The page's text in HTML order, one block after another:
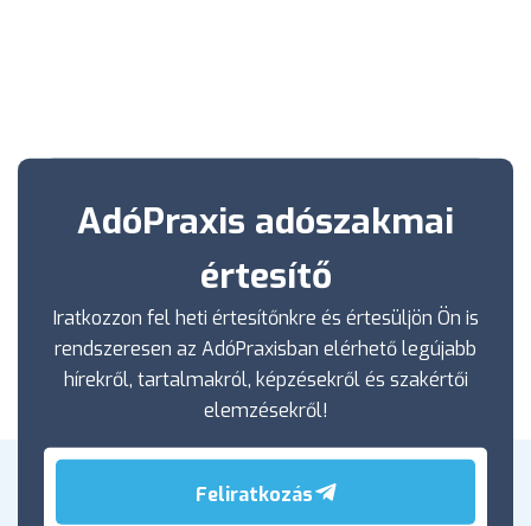
AdóPraxis adószakmai
értesítő
Iratkozzon fel heti értesítőnkre és értesüljön Ön is
rendszeresen az AdóPraxisban elérhető legújabb
hírekről, tartalmakról, képzésekről és szakértői
elemzésekről!
Feliratkozás